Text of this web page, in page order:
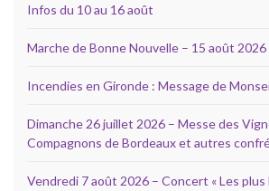
Infos du 10 au 16 août
Marche de Bonne Nouvelle – 15 août 2026
Incendies en Gironde : Message de
Dimanche 26 juillet 2026 – Messe des
Compagnons de Bordeaux et autres
Vendredi 7 août 2026 – Concert « Les